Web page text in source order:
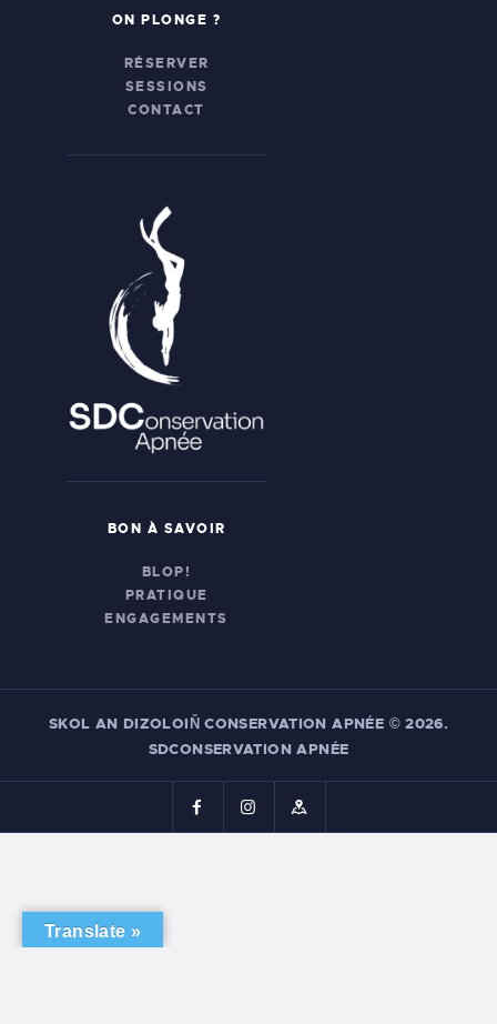
ON PLONGE ?
RÉSERVER
SESSIONS
CONTACT
BON À SAVOIR
BLOP!
PRATIQUE
ENGAGEMENTS
SKOL AN DIZOLOIŇ CONSERVATION APNÉE © 2026.
SDCONSERVATION APNÉE
Translate »